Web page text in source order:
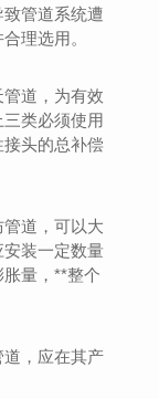
管道系统遭
理选用。
道，为有效
类必须使用
头的总补偿
道，可以大
装一定数量
量，**整个
，应在其产